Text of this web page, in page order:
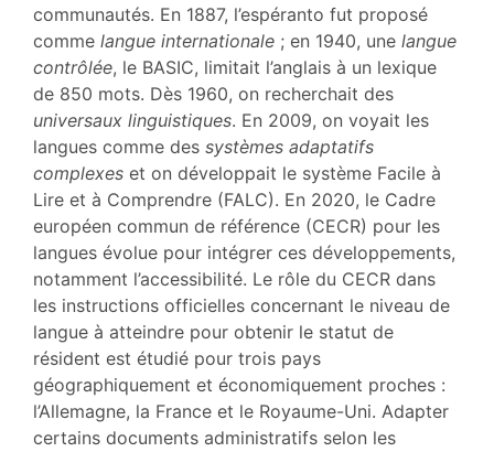
communautés. En 1887, l’espéranto fut proposé
comme langue internationale ; en 1940, une langue
contrôlée, le BASIC, limitait l’anglais à un lexique
de 850 mots. Dès 1960, on recherchait des
universaux linguistiques. En 2009, on voyait les
langues comme des systèmes adaptatifs
complexes et on développait le système Facile à
Lire et à Comprendre (FALC). En 2020, le Cadre
européen commun de référence (CECR) pour les
langues évolue pour intégrer ces développements,
notamment l’accessibilité. Le rôle du CECR dans
les instructions officielles concernant le niveau de
langue à atteindre pour obtenir le statut de
résident est étudié pour trois pays
géographiquement et économiquement proches :
l’Allemagne, la France et le Royaume-Uni. Adapter
certains documents administratifs selon les